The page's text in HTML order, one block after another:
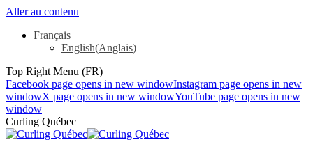
Aller au contenu
Français
English(Anglais)
Top Right Menu (FR)
Facebook page opens in new windowInstagram page opens in new
windowX page opens in new windowYouTube page opens in new
window
Curling Québec